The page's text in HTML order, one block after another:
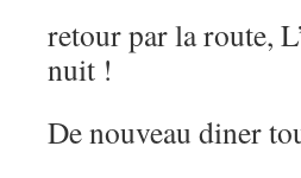
retour par la route,
nuit !
De nouveau diner